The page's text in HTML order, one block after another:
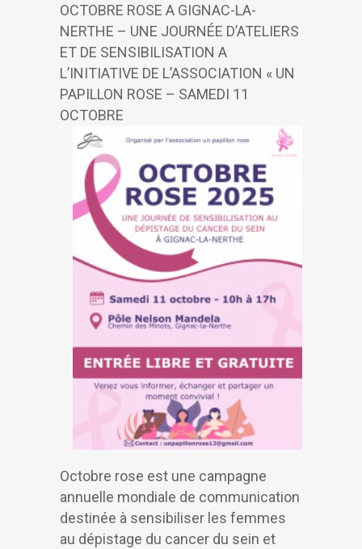
OCTOBRE ROSE A GIGNAC-LA-
NERTHE – UNE JOURNÉE D’ATELIERS
ET DE SENSIBILISATION A
L’INITIATIVE DE L’ASSOCIATION « UN
PAPILLON ROSE – SAMEDI 11
OCTOBRE
Octobre rose est une campagne
annuelle mondiale de communication
destinée à sensibiliser les femmes
au dépistage du cancer du sein et